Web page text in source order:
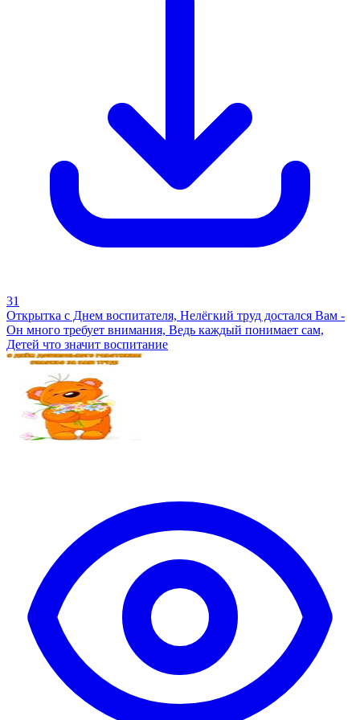
31
Открытка с Днем воспитателя, Нелёгкий труд достался Вам -
Он много требует внимания, Ведь каждый понимает сам,
Детей что значит воспитание